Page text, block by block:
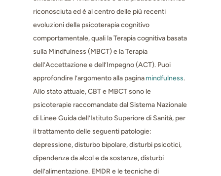
riconosciuta ed è al centro delle più recenti
evoluzioni della psicoterapia cognitivo
comportamentale, quali la Terapia cognitiva basata
sulla Mindfulness (MBCT) e la Terapia
dell’Accettazione e dell’Impegno (ACT). Puoi
approfondire l’argomento alla paginamindfulness.
Allo stato attuale, CBT e MBCT sono le
psicoterapie raccomandate dal Sistema Nazionale
di Linee Guida dell’Istituto Superiore di Sanità, per
il trattamento delle seguenti patologie:
depressione, disturbo bipolare, disturbi psicotici,
dipendenza da alcol e da sostanze, disturbi
dell’alimentazione. EMDR e le tecniche di